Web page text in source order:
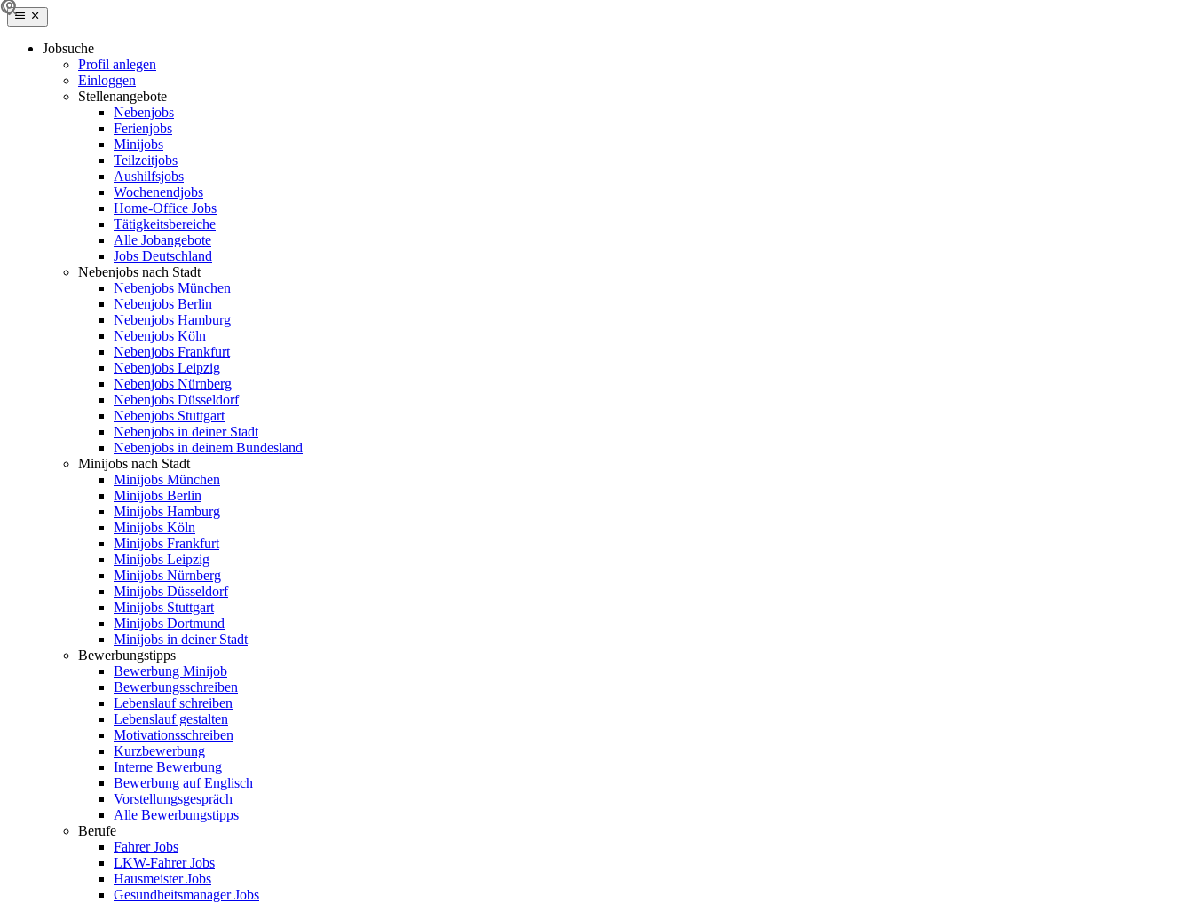
Jobsuche
Profil anlegen
Einloggen
Stellenangebote
Nebenjobs
Ferienjobs
Minijobs
Teilzeitjobs
Aushilfsjobs
Wochenendjobs
Home-Office Jobs
Tätigkeitsbereiche
Alle Jobangebote
Jobs Deutschland
Nebenjobs nach Stadt
Nebenjobs München
Nebenjobs Berlin
Nebenjobs Hamburg
Nebenjobs Köln
Nebenjobs Frankfurt
Nebenjobs Leipzig
Nebenjobs Nürnberg
Nebenjobs Düsseldorf
Nebenjobs Stuttgart
Nebenjobs in deiner Stadt
Nebenjobs in deinem Bundesland
Minijobs nach Stadt
Minijobs München
Minijobs Berlin
Minijobs Hamburg
Minijobs Köln
Minijobs Frankfurt
Minijobs Leipzig
Minijobs Nürnberg
Minijobs Düsseldorf
Minijobs Stuttgart
Minijobs Dortmund
Minijobs in deiner Stadt
Bewerbungstipps
Bewerbung Minijob
Bewerbungsschreiben
Lebenslauf schreiben
Lebenslauf gestalten
Motivationsschreiben
Kurzbewerbung
Interne Bewerbung
Bewerbung auf Englisch
Vorstellungsgespräch
Alle Bewerbungstipps
Berufe
Fahrer Jobs
LKW-Fahrer Jobs
Hausmeister Jobs
Gesundheitsmanager Jobs